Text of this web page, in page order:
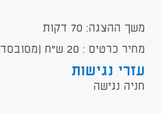
משך ההצגה: 70 דקות
מחיר כרטיס : 20 ש"ח (מסובסד)
עזרי נגישות
חניה נגישה